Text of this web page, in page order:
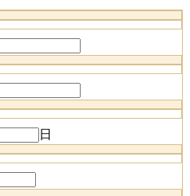
日